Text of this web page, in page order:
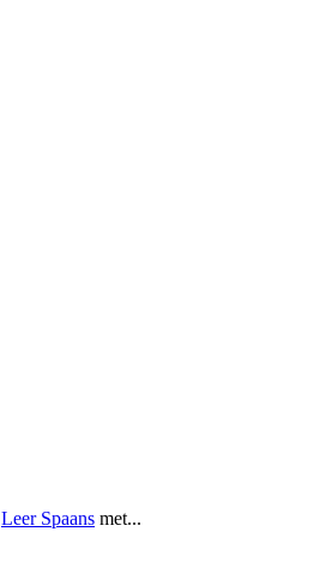
Leer Spaans met...